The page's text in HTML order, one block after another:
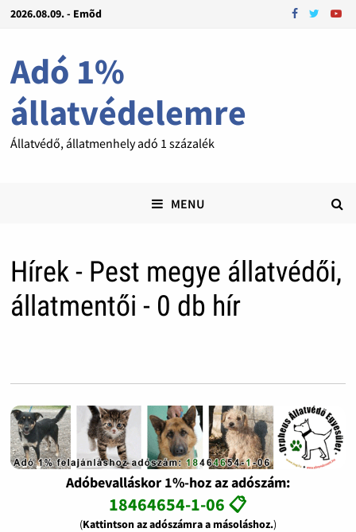
2026.08.09. - Emõd
Adó 1%
állatvédelemre
Állatvédő, állatmenhely adó 1 százalék
MENU
Hírek - Pest megye állatvédői,
állatmentői - 0 db hír
Adóbevalláskor 1%-hoz az adószám:
18464654-1-06 📋
(Kattintson az adószámra a másoláshoz.)